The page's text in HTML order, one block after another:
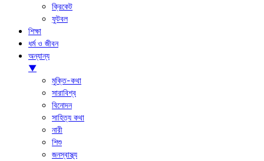
ক্রিকেট
ফুটবল
শিক্ষা
ধর্ম ও জীবন
অন্যান্য
▼
মুক্তি-কথা
সারাবিশ্ব
বিনোদন
সাহিত্য কথা
নারী
শিশু
জনস্বাস্থ্য